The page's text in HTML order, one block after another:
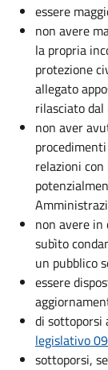
essere
non avere
la propria
protezione
allegato
rilasciato
non aver
relazioni
non avere in
subìto
un pubblico
essere
di sottoporsi
legislativo
sottoporsi,